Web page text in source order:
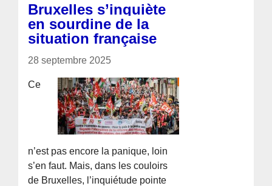
Bruxelles s’inquiète
en sourdine de la
situation française
28 septembre 2025
Ce
n’est pas encore la panique, loin
s’en faut. Mais, dans les couloirs
de Bruxelles, l’inquiétude pointe